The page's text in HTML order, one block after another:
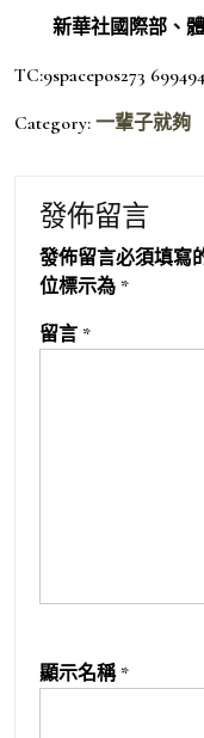
新華社國際部、
TC:9spacepos273
Category: 一輩子就夠
發佈留言
發佈留言必須填寫
位標示為 *
留言 *
顯示名稱 *